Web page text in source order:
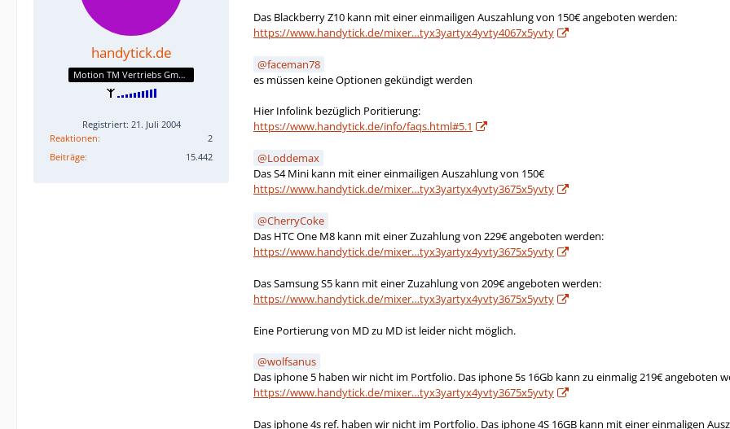
handytick.de
Motion TM Vertriebs GmbH
Registriert: 21. Juli 2004
Reaktionen
2
Beiträge
15.442
Das Blackberry Z10 kann mit einer einmailigen Auszahlung von 150€ angeboten werden:
https://www.handytick.de/mixer…tyx3yartyx4yvty4067x5yvty
faceman78
es müssen keine Optionen gekündigt werden
Hier Infolink bezüglich Poritierung:
https://www.handytick.de/info/faqs.html#5.1
Loddemax
Das S4 Mini kann mit einer einmailigen Auszahlung von 150€
https://www.handytick.de/mixer…tyx3yartyx4yvty3675x5yvty
CherryCoke
Das HTC One M8 kann mit einer Zuzahlung von 229€ angeboten werden:
https://www.handytick.de/mixer…tyx3yartyx4yvty3675x5yvty
Das Samsung S5 kann mit einer Zuzahlung von 209€ angeboten werden:
https://www.handytick.de/mixer…tyx3yartyx4yvty3675x5yvty
Eine Portierung von MD zu MD ist leider nicht möglich.
wolfsanus
Das iphone 5 haben wir nicht im Portfolio. Das iphone 5s 16Gb kann zu einmalig 219€ angeboten
https://www.handytick.de/mixer…tyx3yartyx4yvty3675x5yvty
Das iphone 4s ref. haben wir nicht im Portfolio. Das iphone 4S 16GB kann mit einer einmaligen